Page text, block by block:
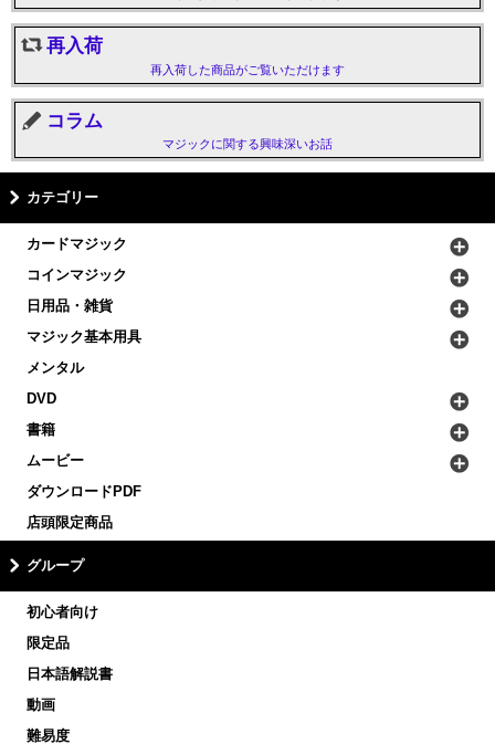
再入荷
再入荷した商品がご覧いただけます
コラム
マジックに関する興味深いお話
カテゴリー
カードマジック
コインマジック
日用品・雑貨
マジック基本用具
メンタル
DVD
書籍
ムービー
ダウンロードPDF
店頭限定商品
グループ
初心者向け
限定品
日本語解説書
動画
難易度